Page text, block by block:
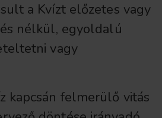
a Kvízt előzetes vagy
nélkül, egyoldalú
vagy
kapcsán felmerülő vitás